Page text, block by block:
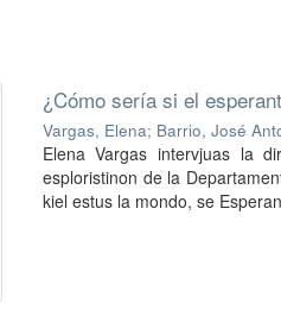
¿Cómo sería si el
Vargas, Elena; Barrio, José
Elena Vargas intervjuas la
esploristinon de la
kiel estus la mondo, se